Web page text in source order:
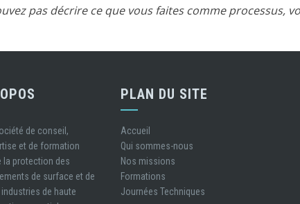
pas décrire ce que vous faites comme processus,
de conseil,
et de formation
la protection des
de surface et de
de haute
PLAN DU SITE
Accueil
Qui sommes-nous
Nos missions
Formations
Journées Techniques